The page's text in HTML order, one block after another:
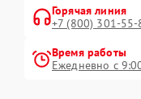
Горячая линия
+7 (800) 301-55-
Время работы
Ежедневно с